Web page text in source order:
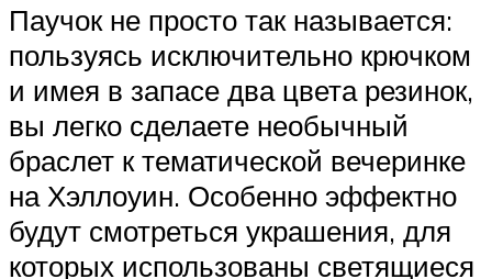
Паучок не просто так называется:
пользуясь исключительно крючком
и имея в запасе два цвета резинок,
вы легко сделаете необычный
браслет к тематической вечеринке
на Хэллоуин. Особенно эффектно
будут смотреться украшения, для
которых использованы светящиеся